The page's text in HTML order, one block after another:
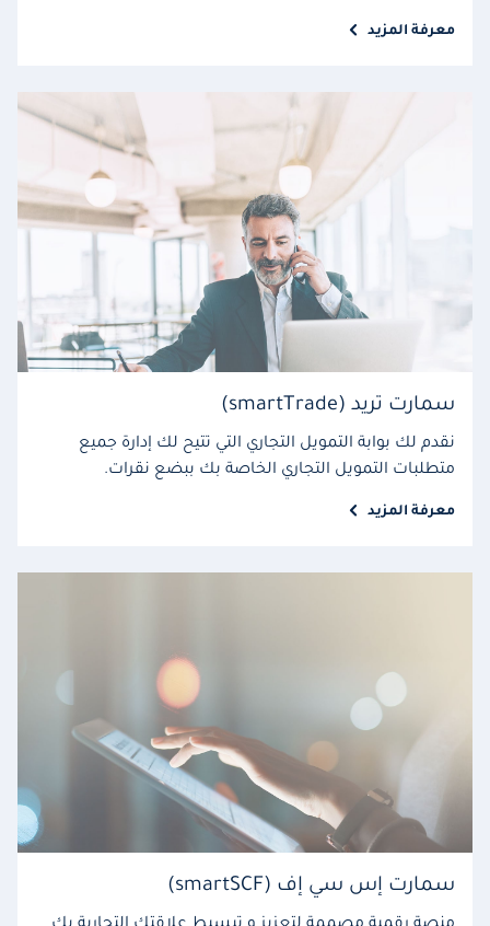
معرفة المزيد
سمارت تريد (smartTrade)
نقدم لك بوابة التمويل التجاري التي تتيح لك إدارة جميع
متطلبات التمويل التجاري الخاصة بك ببضع نقرات.
معرفة المزيد
سمارت إس سي إف (smartSCF)